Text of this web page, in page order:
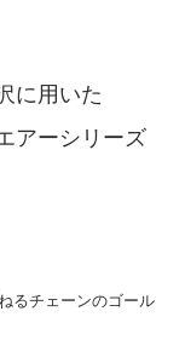
に用いた
アーシリーズ
るチェーンのゴール